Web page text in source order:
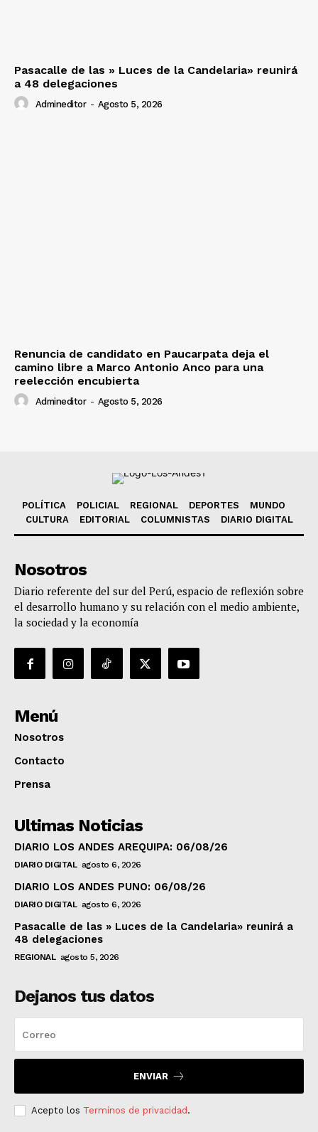
Pasacalle de las » Luces de la Candelaria» reunirá
a 48 delegaciones
Admineditor - Agosto 5, 2026
Renuncia de candidato en Paucarpata deja el
camino libre a Marco Antonio Anco para una
reelección encubierta
Admineditor - Agosto 5, 2026
POLÍTICA POLICIAL REGIONAL DEPORTES
MUNDO
CULTURA
EDITORIAL COLUMNISTAS DIARIO DIGITAL
Nosotros
Diario referente del sur del Perú, espacio de reflexión sobre
el desarrollo humano y su relación con el medio ambiente,
la sociedad y la economía
Menú
Nosotros
Contacto
Prensa
Ultimas Noticias
DIARIO LOS ANDES AREQUIPA: 06/08/26
DIARIO DIGITAL agosto 6, 2026
DIARIO LOS ANDES PUNO: 06/08/26
DIARIO DIGITAL agosto 6, 2026
Pasacalle de las » Luces de la Candelaria» reunirá a
48 delegaciones
REGIONAL agosto 5, 2026
Dejanos tus datos
ENVIAR
Acepto los Terminos de privacidad .